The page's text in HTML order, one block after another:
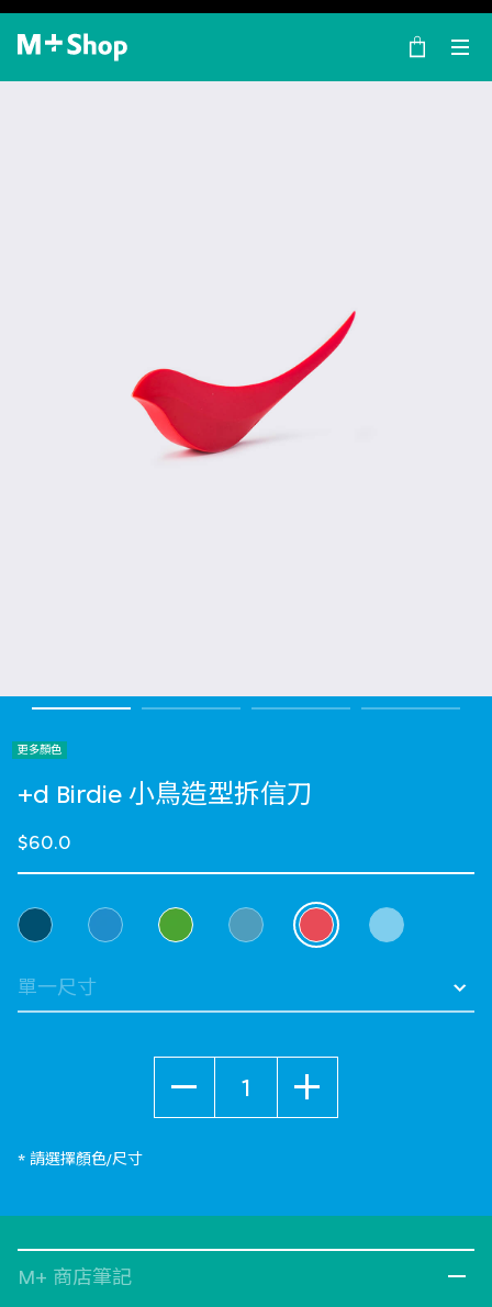
×
M+ Shop
更多顏色
+d Birdie 小鳥造型拆信刀
$60.0
選擇 顏色
selected
* 請選擇顏色/尺寸
M+ 商店筆記